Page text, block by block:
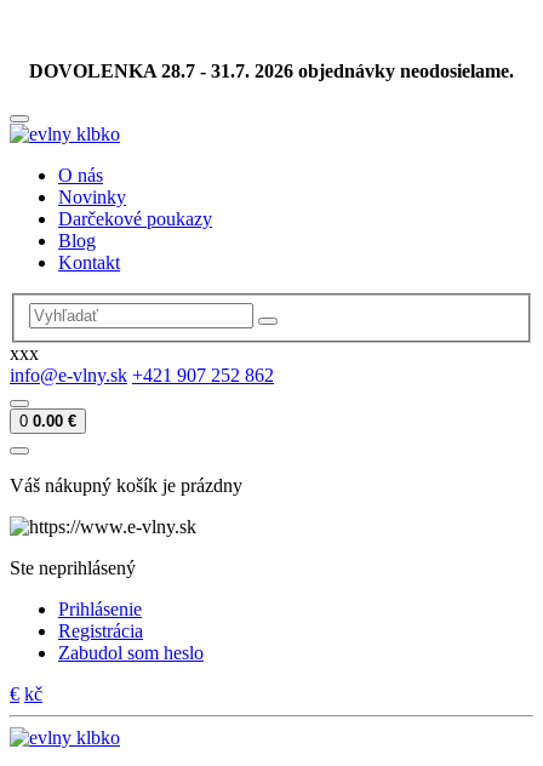
DOVOLENKA 28.7 - 31.7. 2026 objednávky neodosielame.
O nás
Novinky
Darčekové poukazy
Blog
Kontakt
xxx
info@e-vlny.sk +421 907 252 862
0 0.00 €
Váš nákupný košík je prázdny
Ste neprihlásený
Prihlásenie
Registrácia
Zabudol som heslo
€ kč